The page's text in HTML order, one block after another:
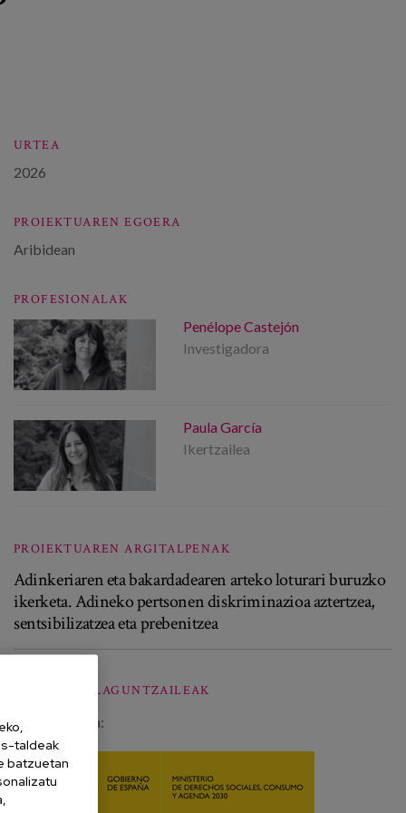
URTEA
2026
PROIEKTUAREN EGOERA
Aribidean
PROFESIONALAK
Penélope Castejón
Investigadora
Paula García
Ikertzailea
PROIEKTUAREN ARGITALPENAK
Adinkeriaren eta bakardadearen arteko loturari buruzko
ikerketa. Adineko pertsonen diskriminazioa aztertzea,
sentsibilizatzea eta prebenitzea
ERAKUNDE LAGUNTZAILEAK
Finantzaketa:
taldeak
batzuetan